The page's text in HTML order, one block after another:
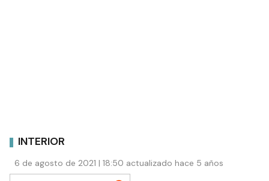
INTERIOR
6 de agosto de 2021 | 18:50 actualizado hace 5 años